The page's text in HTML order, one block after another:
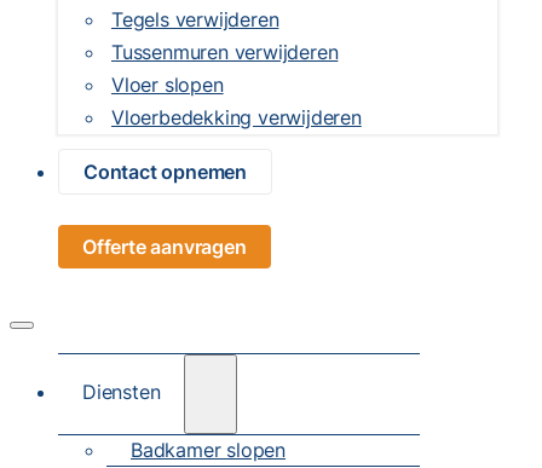
Tegels verwijderen
Tussenmuren verwijderen
Vloer slopen
Vloerbedekking verwijderen
Contact opnemen
Offerte aanvragen
Diensten
Badkamer slopen